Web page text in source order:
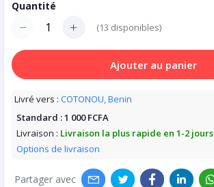
Quantité
(13 disponibles)
Ajouter au panier
Livré vers : COTONOU, Benin
Standard :1 000 FCFA
Livraison : Livraison la plus rapide en 1-2
Options de livraison
Partager avec